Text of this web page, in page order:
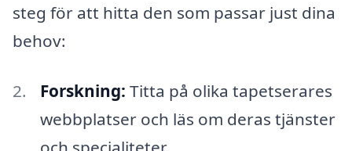
steg för att hitta den som passar just dina
behov:
Forskning: Titta på olika tapetserares
webbplatser och läs om deras tjänster